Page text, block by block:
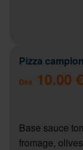
Pizza
Dès 10.00 €
Base sauce
fromage, olives